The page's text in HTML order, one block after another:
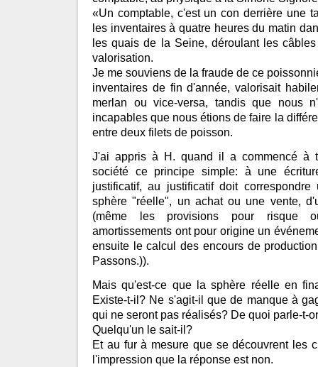
«Un comptable, c'est un con derrière une
les inventaires à quatre heures du matin
les quais de la Seine, déroulant les
valorisation.
Je me souviens de la fraude de ce
inventaires de fin d'année, valorisait
merlan ou vice-versa, tandis que nous
incapables que nous étions de faire la
entre deux filets de poisson.
J'ai appris à H. quand il a commencé à
société ce principe simple: à une
justificatif, au justificatif doit
sphère "réelle", un achat ou une vente,
(même les provisions pour risque
amortissements ont pour origine un
ensuite le calcul des encours de
Passons.)).
Mais qu'est-ce que la sphère réelle en
Existe-t-il? Ne s'agit-il que de manque à
qui ne seront pas réalisés? De quoi parle-t-
Quelqu'un le sait-il?
Et au fur à mesure que se découvrent les
l'impression que la réponse est non.